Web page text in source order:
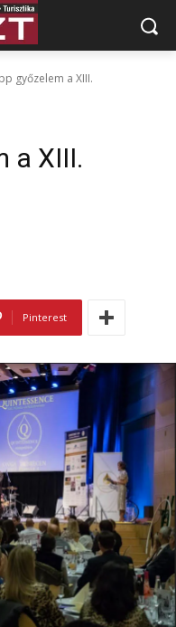
győzelem a XIII.
a XIII.
Pinterest